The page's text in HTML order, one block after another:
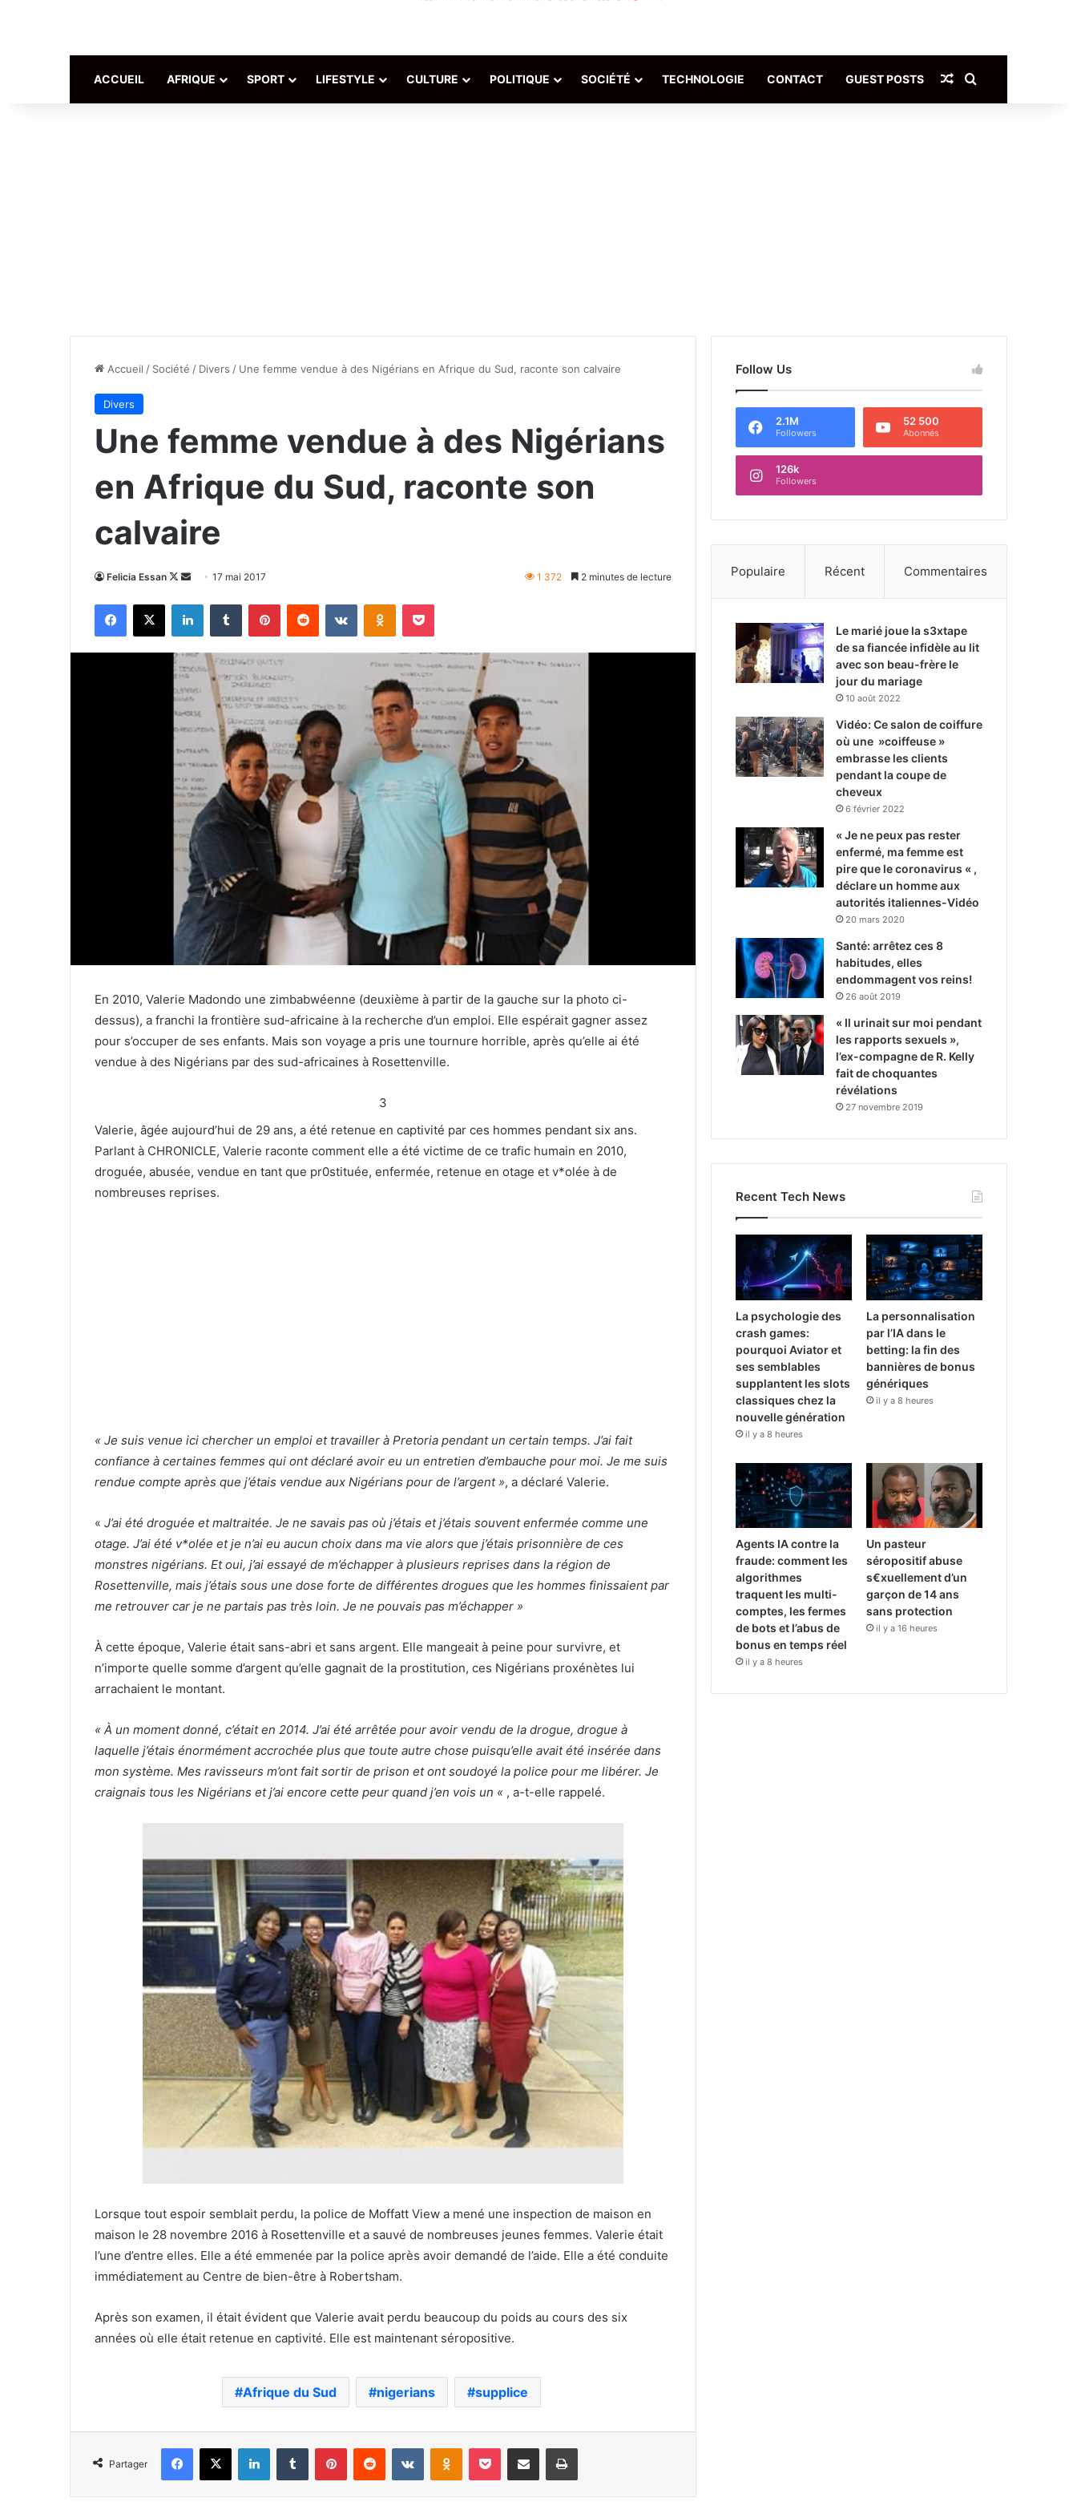
ACCUEIL AFRIQUE SPORT LIFESTYLE CULTURE POLITIQUE SOCIÉTÉ TECHNOLOGIE CONTACT GUEST POSTS Article Aléatoire
Accueil / Société / Divers / Une femme vendue à des Nigérians en Afrique du Sud, raconte son calvaire
Divers
Une femme vendue à des Nigérians
en Afrique du Sud, raconte son
calvaire
Felicia Essan
Follow
X
Envoyer17 mai 2017 1 372 2 minutes de lecture
Facebook
X LinkedinTumblr PinterestReddit VKontakteOdnoklassniki
Pocket
En 2010, Valerie Madondo une zimbabwéenne (deuxième à partir de la gauche sur la photo ci-
dessus), a franchi la frontière sud-africaine à la recherche d’un emploi. Elle espérait gagner assez
pour s’occuper de ses enfants. Mais son voyage a pris une tournure horrible, après qu’elle ai été
vendue à des Nigérians par des sud-africaines à Rosettenville.
3
Valerie, âgée aujourd’hui de 29 ans, a été retenue en captivité par ces hommes pendant six ans.
Parlant à CHRONICLE, Valerie raconte comment elle a été victime de ce trafic humain en 2010,
droguée, abusée, vendue en tant que pr0stituée, enfermée, retenue en otage et v*olée à de
nombreuses reprises.
« Je suis venue ici chercher un emploi et travailler à Pretoria pendant un certain temps. J’ai fait
confiance à certaines femmes qui ont déclaré avoir eu un entretien d’embauche pour moi. Je me suis
rendue compte après que j’étais vendue aux Nigérians pour de l’argent », a déclaré Valerie.
« J’ai été droguée et maltraitée. Je ne savais pas où j’étais et j’étais souvent enfermée comme une
otage. J’ai été v*olée et je n’ai eu aucun choix dans ma vie alors que j’étais prisonnière de ces
monstres nigérians. Et oui, j’ai essayé de m’échapper à plusieurs reprises dans la région de
Rosettenville, mais j’étais sous une dose forte de différentes drogues que les hommes finissaient par
me retrouver car je ne partais pas très loin. Je ne pouvais pas m’échapper »
À cette époque, Valerie était sans-abri et sans argent. Elle mangeait à peine pour survivre, et
n’importe quelle somme d’argent qu’elle gagnait de la prostitution, ces Nigérians proxénètes lui
arrachaient le montant.
« À un moment donné, c’était en 2014. J’ai été arrêtée pour avoir vendu de la drogue, drogue à
laquelle j’étais énormément accrochée plus que toute autre chose puisqu’elle avait été insérée dans
mon système. Mes ravisseurs m’ont fait sortir de prison et ont soudoyé la police pour me libérer. Je
craignais tous les Nigérians et j’ai encore cette peur quand j’en vois un « , a-t-elle rappelé.
Lorsque tout espoir semblait perdu, la police de Moffatt View a mené une inspection de maison en
maison le 28 novembre 2016 à Rosettenville et a sauvé de nombreuses jeunes femmes. Valerie était
l’une d’entre elles. Elle a été emmenée par la police après avoir demandé de l’aide. Elle a été conduite
immédiatement au Centre de bien-être à Robertsham.
Après son examen, il était évident que Valerie avait perdu beaucoup du poids au cours des six
années où elle était retenue en captivité. Elle est maintenant séropositive.
Afrique du Sud nigerians supplice
Partager
Facebook
X LinkedinTumblr PinterestReddit VKontakteOdnoklassniki
Pocket Partager par email Imprimer
Follow Us
2.1M
Followers
52 500
Abonnés
126k
Followers
Populaire Récent Commentaires
Le marié joue la s3xtape
de sa fiancée infidèle au lit
avec son beau-frère le
jour du mariage
10 août 2022
Vidéo: Ce salon de coiffure
où une »coiffeuse »
embrasse les clients
pendant la coupe de
cheveux
6 février 2022
« Je ne peux pas rester
enfermé, ma femme est
pire que le coronavirus « ,
déclare un homme aux
autorités italiennes-Vidéo
20 mars 2020
Santé: arrêtez ces 8
habitudes, elles
endommagent vos reins!
26 août 2019
« Il urinait sur moi pendant
les rapports sexuels »,
l’ex-compagne de R. Kelly
fait de choquantes
révélations
27 novembre 2019
Recent Tech News
La psychologie des
crash games:
pourquoi Aviator et
ses semblables
supplantent les slots
classiques chez la
nouvelle génération
il y a 8 heures
La personnalisation
par l’IA dans le
betting: la fin des
bannières de bonus
génériques
il y a 8 heures
Agents IA contre la
fraude: comment les
algorithmes
traquent les multi-
comptes, les fermes
de bots et l’abus de
bonus en temps réel
il y a 8 heures
Un pasteur
séropositif abuse
s€xuellement d’un
garçon de 14 ans
sans protection
il y a 16 heures